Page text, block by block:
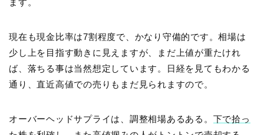
現在も現金比率は7割程度で、かなり守備的です。相場は
少し上を目指す動きに見えますが、まだ上値が重たけれ
ば、落ちる事は当然想定しています。日経を見てもわかる
通り、直近高値での売りもまだ見られますので。
オーバーヘッドサプライは、調整相場あるある。 下で拾っ